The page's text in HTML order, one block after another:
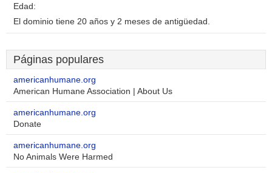
Edad:
El dominio tiene 20 años y 2 meses de antigüedad.
Páginas populares
americanhumane.org
American Humane Association | About Us
americanhumane.org
Donate
americanhumane.org
No Animals Were Harmed